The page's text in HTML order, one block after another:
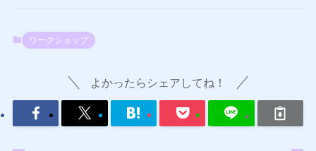
ワークショップ
よかったらシェアしてね！